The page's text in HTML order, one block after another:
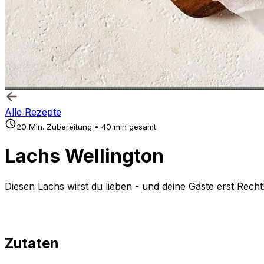
Alle Rezepte
20 Min. Zubereitung • 40 min gesamt
Lachs Wellington
Diesen Lachs wirst du lieben - und deine Gäste erst
Zutaten